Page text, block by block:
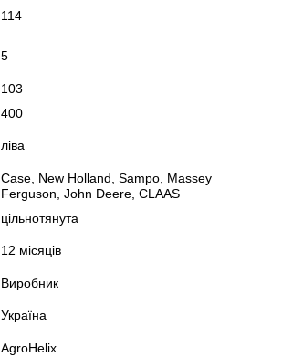
114
5
103
400
ліва
Case, New Holland, Sampo, Massey
Ferguson, John Deere, CLAAS
цільнотянута
12 місяців
Виробник
Україна
AgroHelix